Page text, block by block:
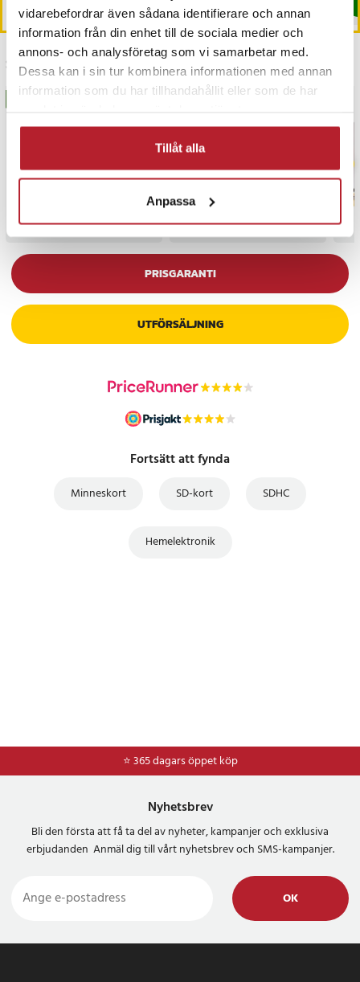
vidarebefordrar även sådana identifierare och annan
information från din enhet till de sociala medier och
annons- och analysföretag som vi samarbetar med.
Dessa kan i sin tur kombinera informationen med annan
information som du har tillhandahållit eller som de har
Tillåt alla
Anpassa
Senast besökta
BÄSTSÄLJARE BÄSTSÄLJARE
PRISGARANTI
UTFÖRSÄLJNING
Fortsätt att fynda
Minneskort SD-kort SDHC
Hemelektronik
⭐ 365 dagars öppet köp
⭐Frakt 49kr *
Nyhetsbrev
Bli den första att få ta del av nyheter, kampanjer och exklusiva
erbjudanden Anmäl dig till vårt nyhetsbrev och SMS-kampanjer.
OK